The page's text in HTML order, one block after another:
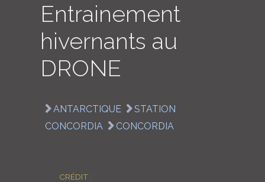
CARTE
Entrainement
hivernants au
DRONE
ANTARCTIQUE
STATION
CONCORDIA
CONCORDIA
CRÉDIT :